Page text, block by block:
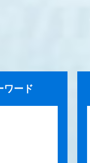
ワード